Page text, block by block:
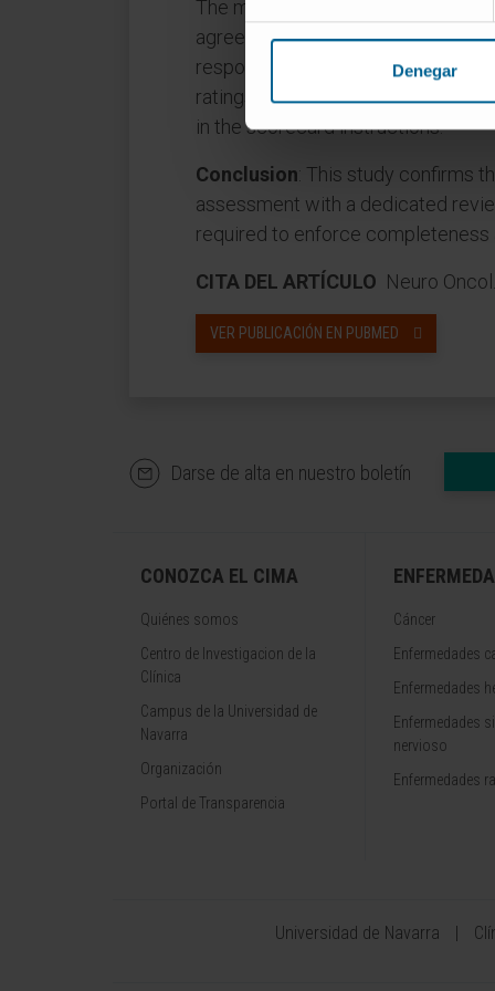
Denegar
The median concordance of
agreement for the presence of
response to treatment. 394 of
ratings (78%), the overall
in the scorecard instructions.
Conclusion: This study confirms
assessment with a dedicated
required to enforce completeness
CITA DEL ARTÍCULO Neuro
VER PUBLICACIÓN EN PUBMED
Darse de alta en nuestro boletín
CONOZCA EL CIMA
Quiénes somos
Centro de Investigacion de la
Clínica
Campus de la Universidad de
Navarra
Organización
Portal de Transparencia
Cáncer
Enfermedades
Enfermedades
Enfermedades
nervioso
Enfermedades
Universidad de Navarra